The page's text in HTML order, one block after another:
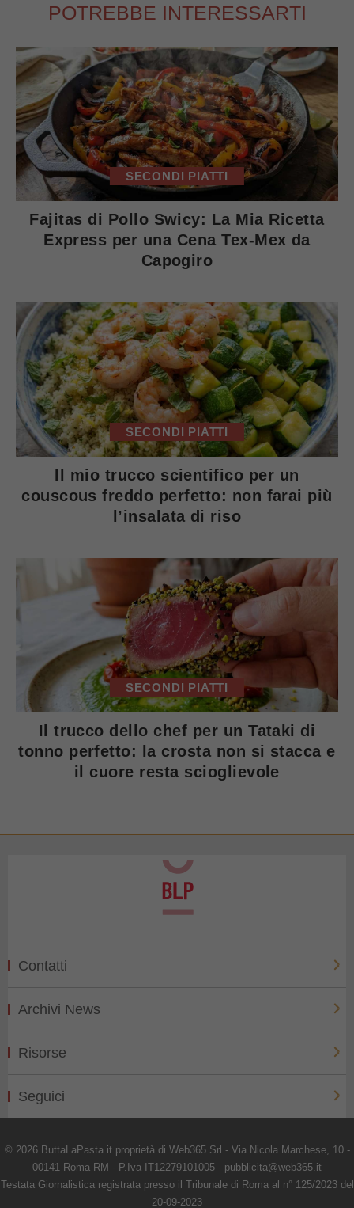
POTREBBE INTERESSARTI
SECONDI PIATTI
Fajitas di Pollo Swicy: La Mia Ricetta
Express per una Cena Tex-Mex da
Capogiro
SECONDI PIATTI
Il mio trucco scientifico per un
couscous freddo perfetto: non farai più
l’insalata di riso
SECONDI PIATTI
Il trucco dello chef per un Tataki di
tonno perfetto: la crosta non si stacca e
il cuore resta scioglievole
Contatti
Archivi News
Risorse
Seguici
© 2026 ButtaLaPasta.it proprietà di Web365 Srl - Via Nicola Marchese, 10 -
00141 Roma RM - P.Iva IT12279101005 - pubblicita@web365.it
Testata Giornalistica registrata presso il Tribunale di Roma al n° 125/2023 del
20-09-2023